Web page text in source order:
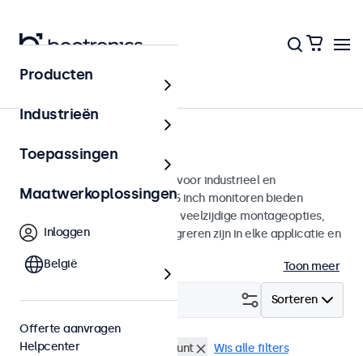
Monitoren
15 inch monitoren
15 inch monitoren ontworpen voor industrieel en
commercieel gebruik. Deze 15 inch monitoren bieden
diverse videoaansluitingen en veelzijdige montageopties,
waarmee ze naadloos te integreren zijn in elke applicatie en
Toon meer
Sorteren
Filter (0)
15 inch monitoren Panel mount Wis alle filters
Producten
Industrieën
Toepassingen
Maatwerkoplossingen
Inloggen
België
Offerte aanvragen
Helpcenter